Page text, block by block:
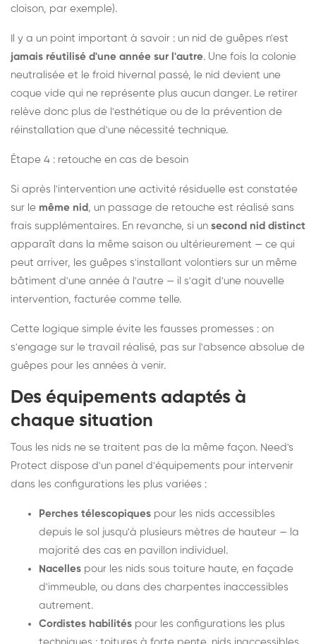
cloison, par exemple).
Il y a un point important à savoir : un nid de guêpes n'est
jamais réutilisé d'une année sur l'autre. Une fois la colonie
neutralisée et le froid hivernal passé, le nid devient une
coque vide qui ne représente plus aucun danger. Le retirer
relève donc plus de l'esthétique ou de la prévention de
réinstallation que d'une nécessité technique.
Étape 4 : retouche en cas de besoin
Si après l'intervention une activité résiduelle est constatée
sur le même nid , un passage de retouche est réalisé sans
frais supplémentaires. En revanche, si un second nid distinct
apparaît dans la même saison ou ultérieurement — ce qui
peut arriver, les guêpes s'installant volontiers sur un même
bâtiment d'une année à l'autre — il s'agit d'une nouvelle
intervention, facturée comme telle.
Cette logique simple évite les fausses promesses : on
s'engage sur le travail réalisé, pas sur l'absence absolue de
guêpes pour les années à venir.
Des équipements adaptés à
chaque situation
Tous les nids ne se traitent pas de la même façon. Need's
Protect dispose d'un panel d'équipements pour intervenir
dans les configurations les plus variées :
Perches télescopiques pour les nids accessibles
depuis le sol jusqu'à plusieurs mètres de hauteur — la
majorité des cas en pavillon individuel.
Nacelles pour les nids sous toiture haute, en façade
d'immeuble, ou dans des charpentes inaccessibles
autrement.
Cordistes habilités pour les configurations les plus